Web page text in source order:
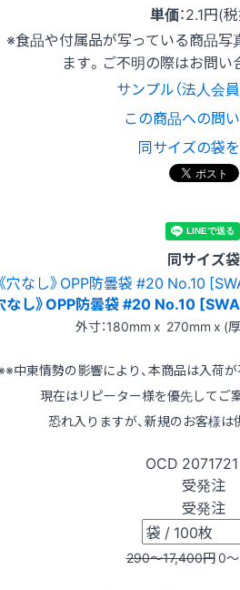
単価：2.1円(
※食品や付属品が写っている商品写
ます。ご不明の際はお問い
サンプル（法人会
この商品への問
同サイズの袋
同サイズ袋
なし》OPP防曇袋 #20 No.10
外寸：180mm x 270mm x (
中東情勢の影響により、本商品は入荷が
現在はリピーター様を優先してご
恐れ入りますが、新規のお客様
OCD 2071721
受発注
受発注
290〜17,400円0